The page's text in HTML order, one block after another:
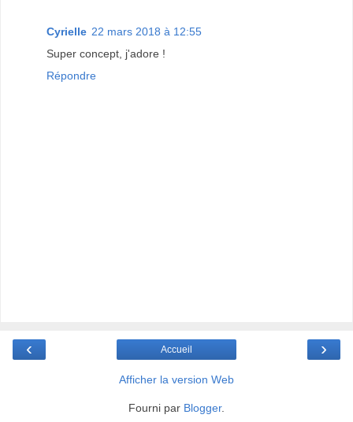
Cyrielle 22 mars 2018 à 12:55
Super concept, j'adore !
Répondre
‹ ›
Accueil
Afficher la version Web
Fourni par Blogger.